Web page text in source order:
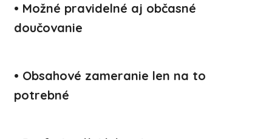
• Možné pravidelné aj občasné
doučovanie
• Obsahové zameranie len na to
potrebné